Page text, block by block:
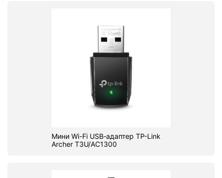
Мини Wi-Fi USB‑адаптер TP-Link
Archer T3U/AC1300